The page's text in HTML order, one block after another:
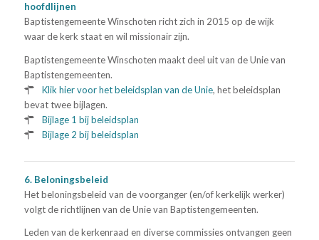
hoofdlijnen
Baptistengemeente Winschoten richt zich in 2015 op de wijk
waar de kerk staat en wil missionair zijn.
Baptistengemeente Winschoten maakt deel uit van de Unie van
Baptistengemeenten.
Klik hier voor het beleidsplan van de Unie, het beleidsplan
bevat twee bijlagen.
Bijlage 1 bij beleidsplan
Bijlage 2 bij beleidsplan
6. Beloningsbeleid
Het beloningsbeleid van de voorganger (en/of kerkelijk werker)
volgt de richtlijnen van de Unie van Baptistengemeenten.
Leden van de kerkenraad en diverse commissies ontvangen geen